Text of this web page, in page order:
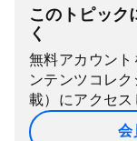
このトピック
く
無料アカウン
ンテンツコレ
載）にアクセス
会